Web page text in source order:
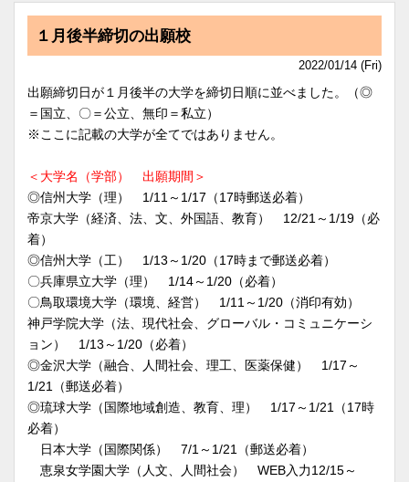
１月後半締切の出願校
2022/01/14 (Fri)
出願締切日が１月後半の大学を締切日順に並べました。（◎
＝国立、〇＝公立、無印＝私立）
※ここに記載の大学が全てではありません。
＜大学名（学部） 出願期間＞
◎信州大学（理） 1/11～1/17（17時郵送必着）
帝京大学（経済、法、文、外国語、教育） 12/21～1/19（必
着）
◎信州大学（工） 1/13～1/20（17時まで郵送必着）
〇兵庫県立大学（理） 1/14～1/20（必着）
〇鳥取環境大学（環境、経営） 1/11～1/20（消印有効）
神戸学院大学（法、現代社会、グローバル・コミュニケーシ
ョン） 1/13～1/20（必着）
◎金沢大学（融合、人間社会、理工、医薬保健） 1/17～
1/21（郵送必着）
◎琉球大学（国際地域創造、教育、理） 1/17～1/21（17時
必着）
日本大学（国際関係） 7/1～1/21（郵送必着）
恵泉女学園大学（人文、人間社会） WEB入力12/15～